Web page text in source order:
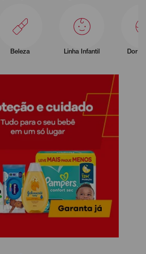
Beleza Linha Infantil Dor e